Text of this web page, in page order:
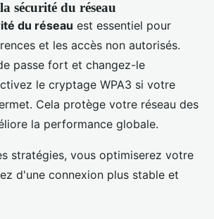
sécurité du réseau
du réseau est essentiel pour
et les accès non autorisés.
passe fort et changez-le
le cryptage WPA3 si votre
Cela protège votre réseau des
la performance globale.
stratégies, vous optimiserez votre
d'une connexion plus stable et